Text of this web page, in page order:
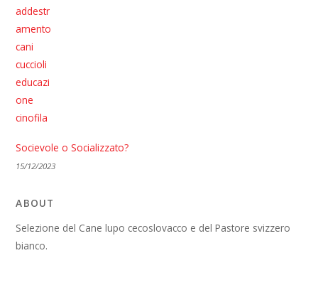
Socievole o Socializzato?
15/12/2023
ABOUT
Selezione del Cane lupo cecoslovacco e del Pastore svizzero
bianco.